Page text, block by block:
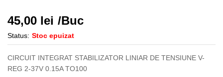
45,00 lei /Buc
Status: Stoc epuizat
CIRCUIT INTEGRAT STABILIZATOR LINIAR DE TENSIUNE V-
REG 2-37V 0.15A TO100